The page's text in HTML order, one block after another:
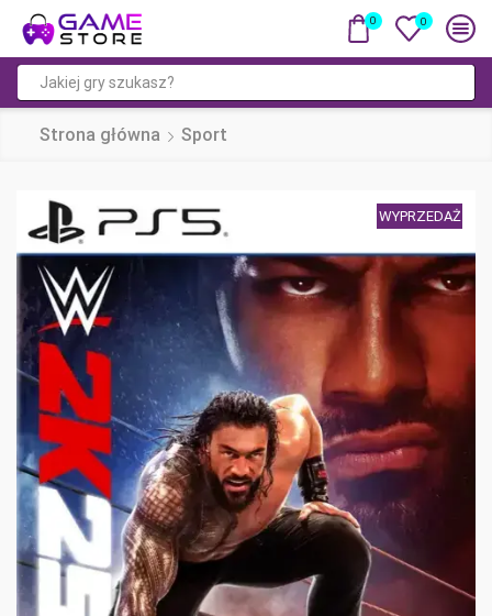
0 0
wyszukiwania
Strona główna Sport
WYPRZEDAŻ